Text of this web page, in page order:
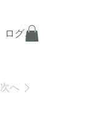
ログイン
次へ